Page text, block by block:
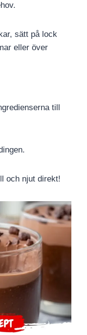
sätt på lock
eller över
till
och njut direkt!